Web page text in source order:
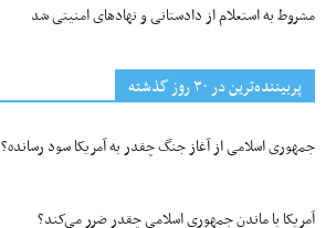
مشروط به استعلام از دادستانی و نهادهای امنیتی شد
پربیننده‌ترین‌ در ۳۰ روز گذشته
جمهوری اسلامی از آغاز جنگ چقدر به آمریکا سود رسانده؟
آمریکا با ماندن جمهوری اسلامی چقدر ضرر می‌کند؟